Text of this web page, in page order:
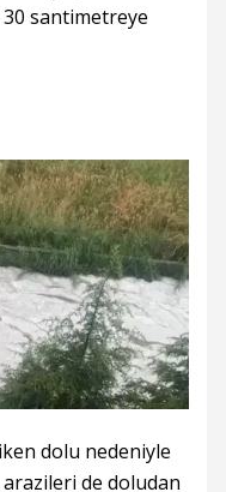
30 santimetreye
dolu nedeniyle
de doludan